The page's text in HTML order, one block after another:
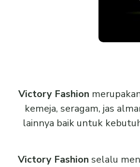
Victory Fashion
kemeja, seragam, jas
lainnya baik untuk
Victory Fashion selalu